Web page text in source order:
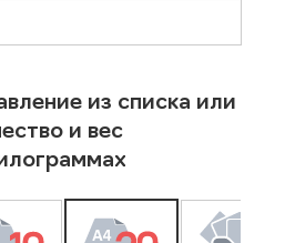
из списка или
и вес